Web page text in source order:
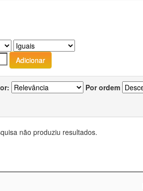
Por ordem
não produziu resultados.